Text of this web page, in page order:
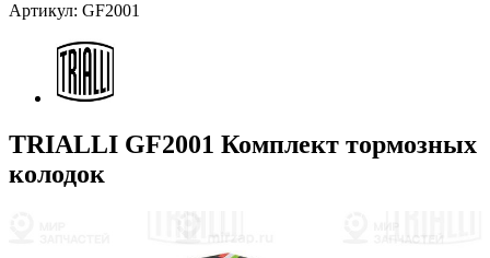
Артикул: GF2001
TRIALLI GF2001 Комплект тормозных
колодок